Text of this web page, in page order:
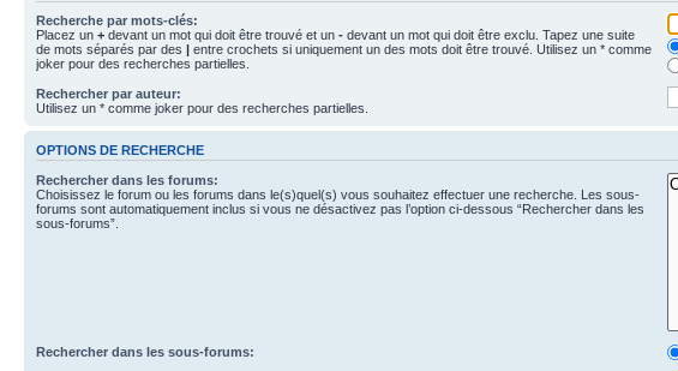
Recherche par mots-clés:
Placez un + devant un mot qui doit être trouvé et un - devant un mot qui doit être exclu. Tapez une suite
de mots séparés par des | entre crochets si uniquement un des mots doit être trouvé. Utilisez un * comme
joker pour des recherches partielles.
Rechercher par auteur:
Utilisez un * comme joker pour des recherches partielles.
OPTIONS DE RECHERCHE
Rechercher dans les forums:
Choisissez le forum ou les forums dans le(s)quel(s) vous souhaitez effectuer une recherche. Les sous-
forums sont automatiquement inclus si vous ne désactivez pas l’option ci-dessous “Rechercher dans les
sous-forums”.
Rechercher dans les sous-forums: